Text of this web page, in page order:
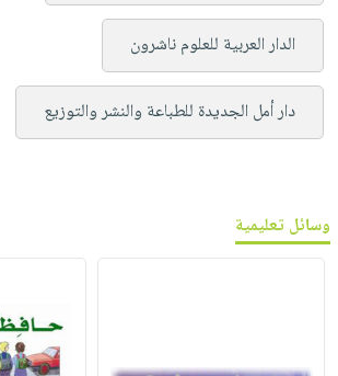
الدار العربية للعلوم ناشرون
دار أمل الجديدة للطباعة والنشر والتوزيع
وسائل تعليمية